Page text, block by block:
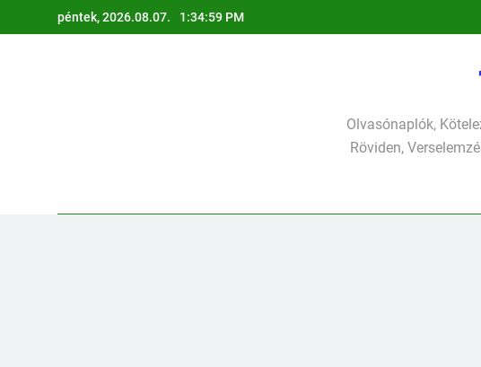
a
péntek, 2026.08.07. 1:35:03 PM
Olvasónaplók,
Röviden,